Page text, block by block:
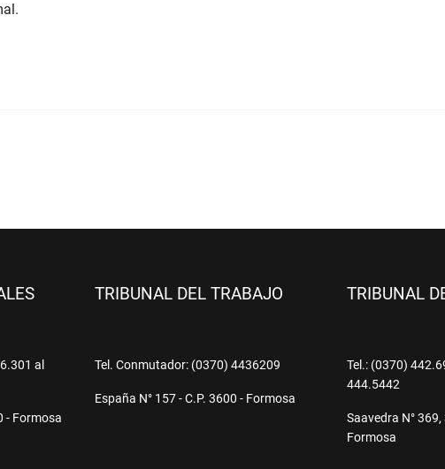
al
- Formosa
TRIBUNAL DEL TRABAJO
Tel. Conmutador: (0370) 4436209
España N° 157 - C.P. 3600 - Formosa
TRIBUNAL
Tel.: (0370)
444.5442
Saavedra N°
Formosa